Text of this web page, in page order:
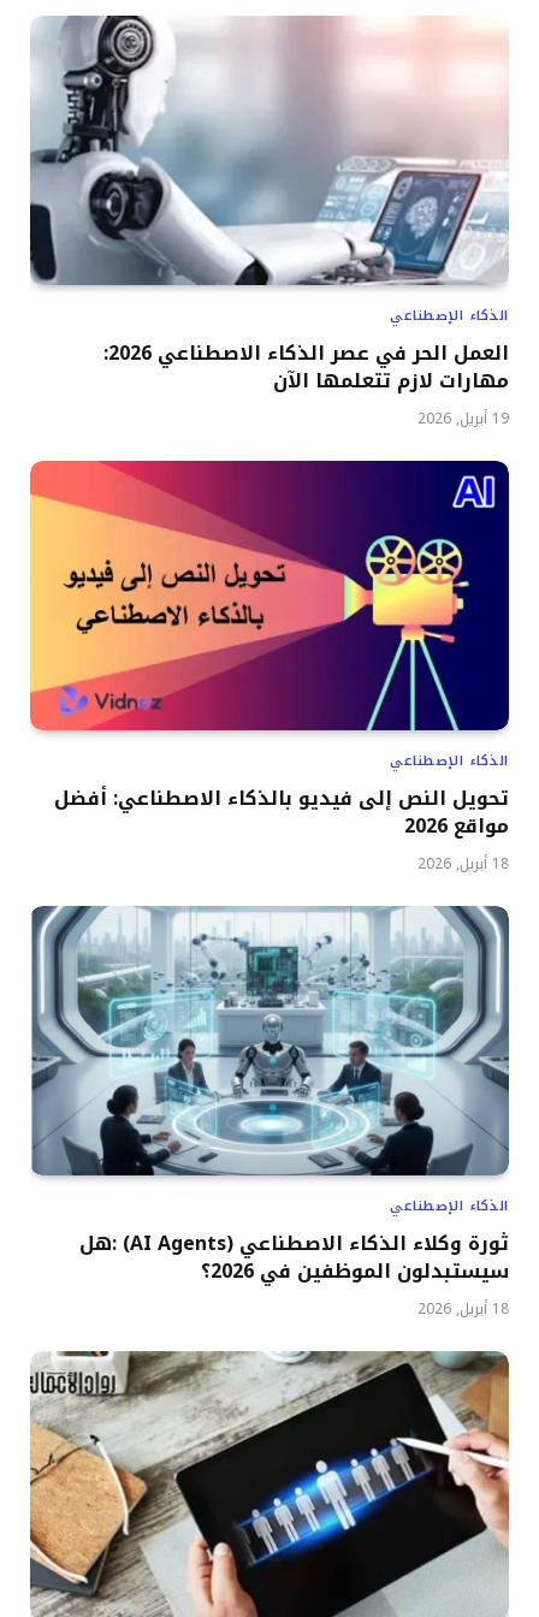
الذكاء الإصطناعي
العمل الحر في عصر الذكاء الاصطناعي 2026:
مهارات لازم تتعلمها الآن
19 أبريل, 2026
الذكاء الإصطناعي
تحويل النص إلى فيديو بالذكاء الاصطناعي: أفضل
مواقع 2026
18 أبريل, 2026
الذكاء الإصطناعي
ثورة وكلاء الذكاء الاصطناعي (AI Agents) :هل
سيستبدلون الموظفين في 2026؟
18 أبريل, 2026